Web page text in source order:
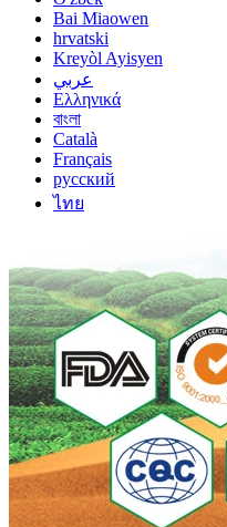
Bai Miaowen
hrvatski
Kreyòl Ayisyen
عربي
Ελληνικά
বাংলা
Català
Français
русский
ไทย